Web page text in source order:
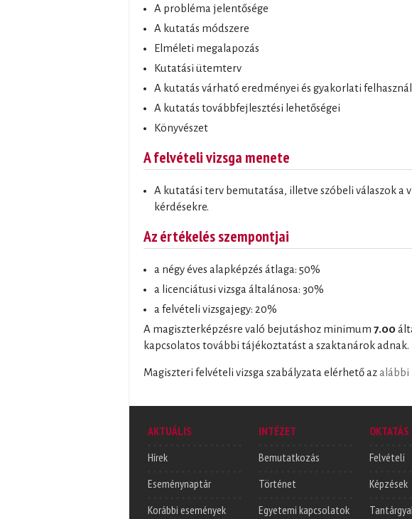
A probléma jelentősége
A kutatás módszere
Elméleti megalapozás
Kutatási ütemterv
A kutatás várható eredményei és gyakorlati
A kutatás továbbfejlesztési lehetőségei
Könyvészet
A felvételi vizsga menete
A kutatási terv bemutatása, illetve szóbeli válaszok
kérdésekre.
Az értékelés szempontjai
a négy éves alapképzés átlaga: 50%
a licenciátusi vizsga általánosa: 30%
a felvételi vizsgajegy: 20%
A magiszterképzésre való bejutáshoz minimum 7.00
kapcsolatos további tájékoztatást a szaktanárok adnak.
Magiszteri felvételi vizsga szabályzata elérhető az alábbi
AKTUÁLIS
Hírek
Eseménynaptár
Korábbi események
INTÉZET
Bemutatkozás
Történet
Egyetemi kapcsolatok
OKTATÁS
Felvételi
Képzések